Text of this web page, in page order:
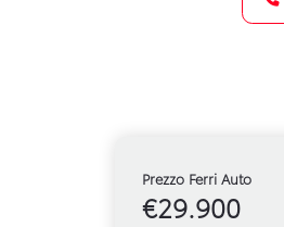
Prezzo Ferri Auto
€29.900